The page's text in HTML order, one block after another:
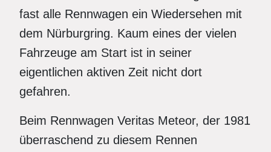
fast alle Rennwagen ein Wiedersehen mit
dem Nürburgring. Kaum eines der vielen
Fahrzeuge am Start ist in seiner
eigentlichen aktiven Zeit nicht dort
gefahren.
Beim Rennwagen Veritas Meteor, der 1981
überraschend zu diesem Rennen